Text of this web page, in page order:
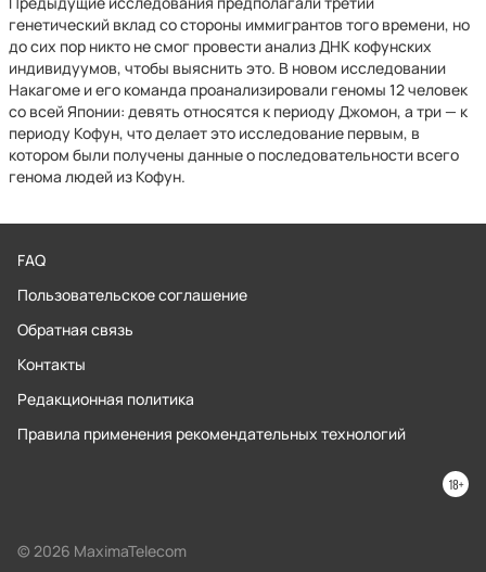
генетический вклад со стороны иммигрантов того времени, но
до сих пор никто не смог провести анализ ДНК кофунских
индивидуумов, чтобы выяснить это. В новом исследовании
Накагоме и его команда проанализировали геномы 12 человек
со всей Японии: девять относятся к периоду Джомон, а три — к
периоду Кофун, что делает это исследование первым, в
котором были получены данные о последовательности всего
генома людей из Кофун.
FAQ
Пользовательское соглашение
Обратная связь
Контакты
Редакционная политика
Правила применения рекомендательных технологий
© 2026 MaximaTelecom